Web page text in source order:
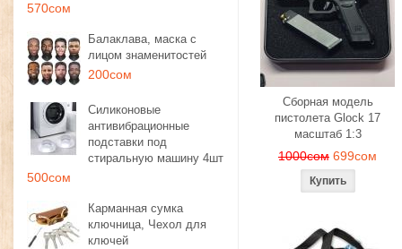
570сом
Балаклава, маска с
лицом знаменитостей
200сом
Силиконовые
антивибрационные
подставки под
стиральную машину 4шт
500сом
Карманная сумка
ключница, Чехол для
ключей
Сборная модель
пистолета Glock 17
масштаб 1:3
1000сом 699сом